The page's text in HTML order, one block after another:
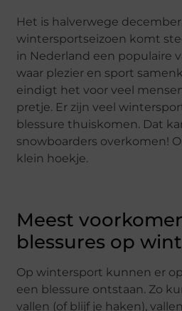
Het is halverwege
wintersportseizoen komt
in Nederland een populaire
waar plezier en sport
eindigt het voor veel
pretje. Er zijn veel
blessure thuiskomen. Dat
snowboarders overkomen!
klein hoekje.
Meest
blessures op
Op wintersport kunnen er
een blessure ontstaan. Zo
vallen (of blijf je haken),